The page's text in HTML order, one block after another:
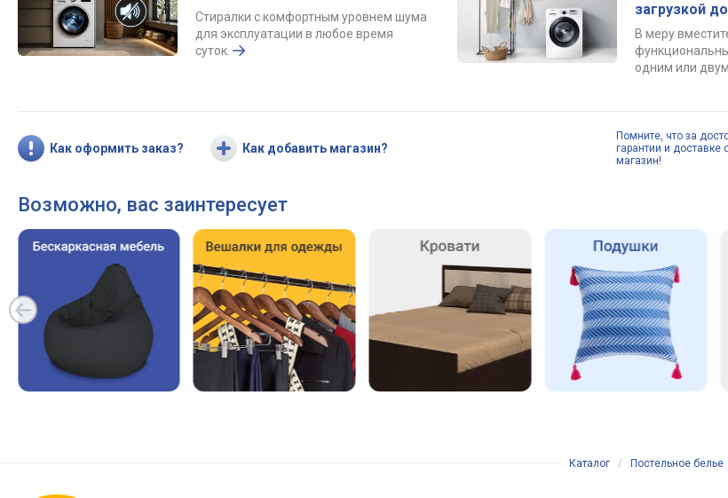
Стиралки с комфортным уровнем шума
для эксплуатации в любое время
суток.
загрузкой
В меру
одним или
Как оформить заказ? Как добавить магазин?
Помните, что за
гарантии и доставке
магазин!
Возможно, вас заинтересует
Каталог / Постельное белье